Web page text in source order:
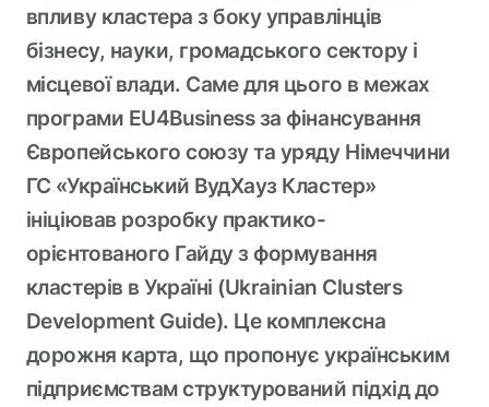
впливу кластера з боку управлінців
бізнесу, науки, громадського сектору і
місцевої влади. Саме для цього в межах
програми EU4Business за фінансування
Європейського союзу та уряду Німеччини
ГС «Український ВудХауз Кластер»
ініціював розробку практико-
орієнтованого Гайду з формування
кластерів в Україні (Ukrainian Clusters
Development Guide). Це комплексна
дорожня карта, що пропонує українським
підприємствам структурований підхід до